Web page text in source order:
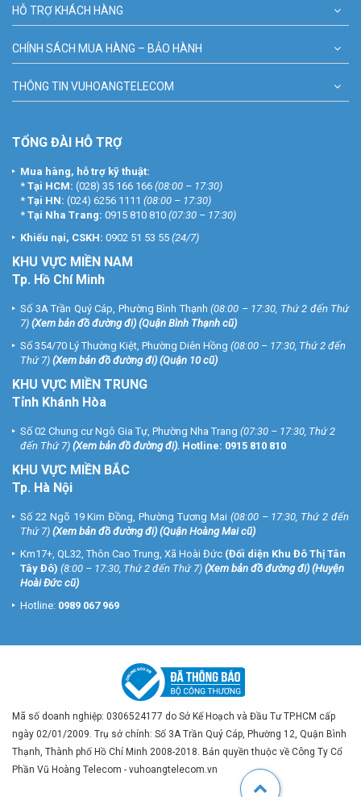
HỖ TRỢ KHÁCH HÀNG
CHÍNH SÁCH MUA HÀNG – BẢO HÀNH
THÔNG TIN VUHOANGTELECOM
TỔNG ĐÀI HỖ TRỢ
Mua hàng, hỗ trợ kỹ thuật:
* Tại HCM: (028) 35 166 166 (08:00 – 17:30)
* Tại HN: (024) 6256 1111 (08:00 – 17:30)
* Tại Nha Trang: 0915 810 810 (07:30 – 17:30)
Khiếu nại, CSKH: 0902 51 53 55 (24/7)
KHU VỰC MIỀN NAM
Tp. Hồ Chí Minh
Số 3A Trần Quý Cáp, Phường Bình Thạnh (08:00 – 17:30, Thứ 2 đến Thứ
7) (Xem bản đồ đường đi) (Quận Bình Thạnh cũ)
Số 354/70 Lý Thường Kiệt, Phường Diên Hồng (08:00 – 17:30, Thứ 2 đến
Thứ 7) (Xem bản đồ đường đi) (Quận 10 cũ)
KHU VỰC MIỀN TRUNG
Tỉnh Khánh Hòa
Số 02 Chung cư Ngô Gia Tự, Phường Nha Trang (07:30 – 17:30, Thứ 2
đến Thứ 7) (Xem bản đồ đường đi). Hotline: 0915 810 810
KHU VỰC MIỀN BẮC
Tp. Hà Nội
Số 22 Ngõ 19 Kim Đồng, Phường Tương Mai (08:00 – 17:30, Thứ 2 đến
Thứ 7) (Xem bản đồ đường đi) (Quận Hoàng Mai cũ)
Km17+, QL32, Thôn Cao Trung, Xã Hoài Đức (Đối diện Khu Đô Thị Tân
Tây Đô) (8:00 – 17:30, Thứ 2 đến Thứ 7) (Xem bản đồ đường đi) (Huyện
Hoài Đức cũ)
Hotline: 0989 067 969
Mã số doanh nghiệp: 0306524177 do Sở Kế Hoạch và Đầu Tư TP.HCM cấp
ngày 02/01/2009. Trụ sở chính: Số 3A Trần Quý Cáp, Phường 12, Quận Bình
Thạnh, Thành phố Hồ Chí Minh 2008-2018. Bản quyền thuộc về Công Ty Cổ
Phần Vũ Hoàng Telecom - vuhoangtelecom.vn